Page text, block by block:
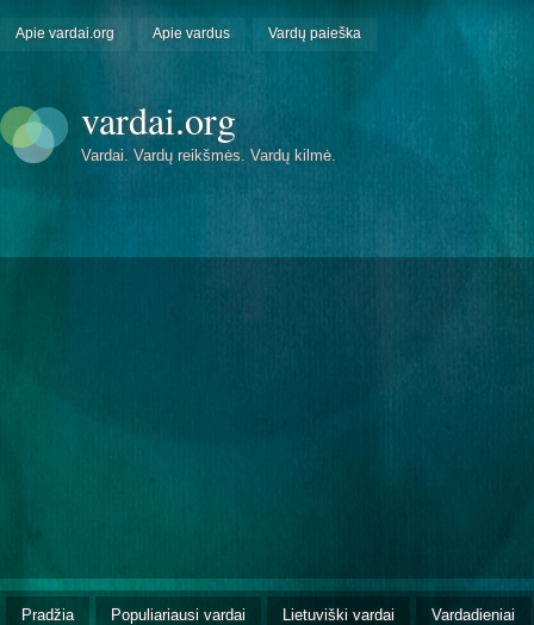
Apie vardai.org Apie vardus Vardų paieška
vardai.org
Vardai. Vardų reikšmės. Vardų kilmė.
Pradžia Populiariausi vardai Lietuviški vardai Vardadieniai